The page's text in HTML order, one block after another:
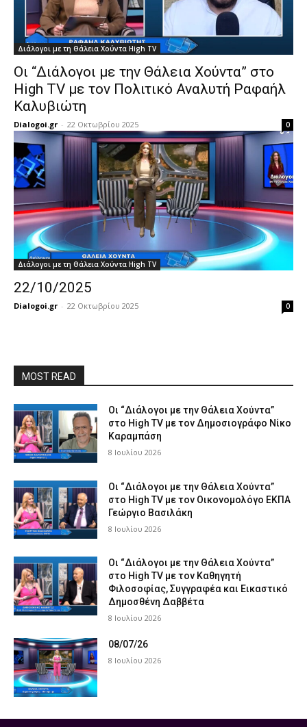
Διάλογοι με τη Θάλεια Χούντα High TV
Οι “Διάλογοι με την Θάλεια Χούντα” στο
High TV με τον Πολιτικό Αναλυτή Ραφαήλ
Καλυβιώτη
Dialogoi.gr - 22 Οκτωβρίου 2025 0
Διάλογοι με τη Θάλεια Χούντα High TV
22/10/2025
Dialogoi.gr - 22 Οκτωβρίου 2025 0
MOST READ
Οι “Διάλογοι με την Θάλεια Χούντα”
στο High TV με τον Δημοσιογράφο Νίκο
Καραμπάση
8 Ιουλίου 2026
Οι “Διάλογοι με την Θάλεια Χούντα”
στο High TV με τον Οικονομολόγο ΕΚΠΑ
Γεώργιο Βασιλάκη
8 Ιουλίου 2026
Οι “Διάλογοι με την Θάλεια Χούντα”
στο High TV με τον Καθηγητή
Φιλοσοφίας, Συγγραφέα και Εικαστικό
Δημοσθένη Δαββέτα
8 Ιουλίου 2026
08/07/26
8 Ιουλίου 2026